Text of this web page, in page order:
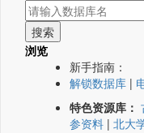
浏览
新手指南：
解锁数据库 |
特色资源库：
参资料 | 北大